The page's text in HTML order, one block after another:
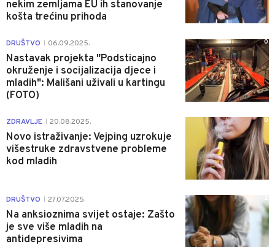
nekim zemljama EU ih stanovanje
košta trećinu prihoda
DRUŠTVO 06.09.2025.
Nastavak projekta "Podsticajno
okruženje i socijalizacija djece i
mladih": Mališani uživali u kartingu
(FOTO)
0
ZDRAVLJE 20.08.2025.
Novo istraživanje: Vejping uzrokuje
višestruke zdravstvene probleme
kod mladih
0
DRUŠTVO 27.07.2025.
Na anksioznima svijet ostaje: Zašto
je sve više mladih na
antidepresivima